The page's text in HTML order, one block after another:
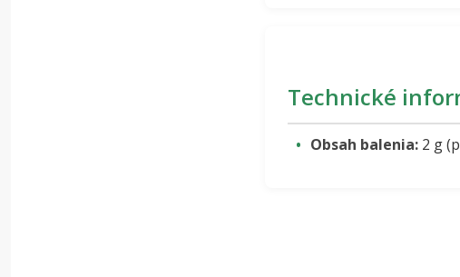
Technické
Obsah balenia: 2 g